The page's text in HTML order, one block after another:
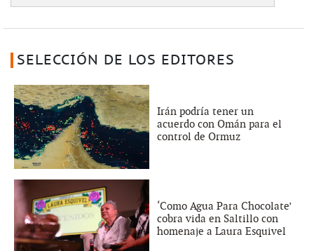
SELECCIÓN DE LOS EDITORES
Irán podría tener un
acuerdo con Omán para el
control de Ormuz
‘Como Agua Para Chocolate’
cobra vida en Saltillo con
homenaje a Laura Esquivel